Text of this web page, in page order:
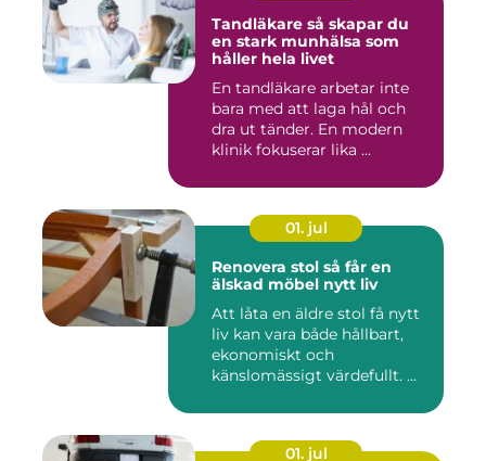
Tandläkare så skapar du
en stark munhälsa som
håller hela livet
En tandläkare arbetar inte
bara med att laga hål och
dra ut tänder. En modern
klinik fokuserar lika ...
01. jul
Renovera stol så får en
älskad möbel nytt liv
Att låta en äldre stol få nytt
liv kan vara både hållbart,
ekonomiskt och
känslomässigt värdefullt. ...
01. jul